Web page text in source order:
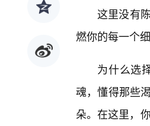
这里没有
燃你的每一个细
为什么选
魂，懂得那些
朵。在这里，